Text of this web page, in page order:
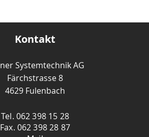
Kontakt
Systemtechnik AG
Färchstrasse 8
4629 Fulenbach
Tel. 062 398 15 28
Fax. 062 398 28 87